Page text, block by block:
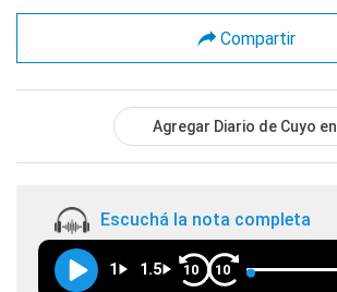
Compartir
Agregar Diario de Cuyo en
Escuchá la nota completa
1 1.5 10 10